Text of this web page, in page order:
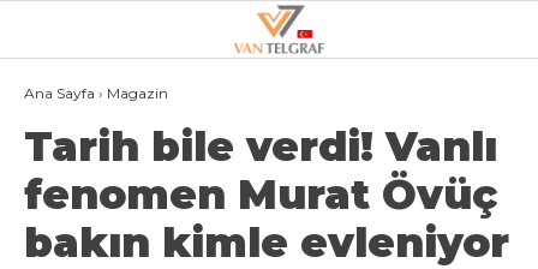
27.4°
GALERİ VİDEO
VAN
BÖLGE
Ana Sayfa › Magazin
Tarih bile verdi! Vanlı
fenomen Murat Övüç
bakın kimle evleniyor